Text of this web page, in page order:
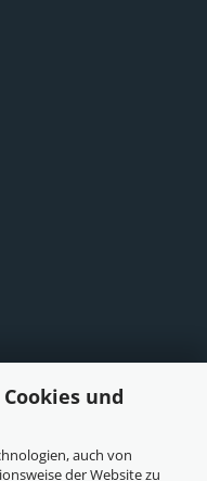
und
auch von
der Website zu